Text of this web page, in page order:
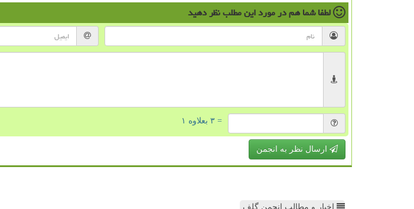
لطفا شما همدر مورد این مطلبنظر دهید
= ۳ بعلاوه ۱
ارسال نظر به انجمن
اخبار و مطالب انجمن گلف